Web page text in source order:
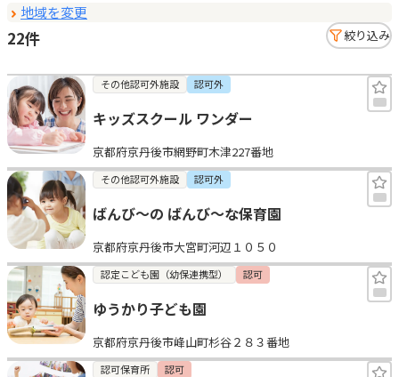
マイページ
お気に入り
見学日記
メッセージ
おすすめの園
エンクルの特徴と活用方法
コラム
お知らせ
地域を変更
22件 絞り込み
その他認可外施設 認可外
キッズスクール ワンダー
京都府京丹後市網野町木津227番地
その他認可外施設 認可外
ばんび～の ばんび～な保育園
京都府京丹後市大宮町河辺１０５０
認定こども園（幼保連携型） 認可
ゆうかり子ども園
京都府京丹後市峰山町杉谷２８３番地
認可保育所 認可